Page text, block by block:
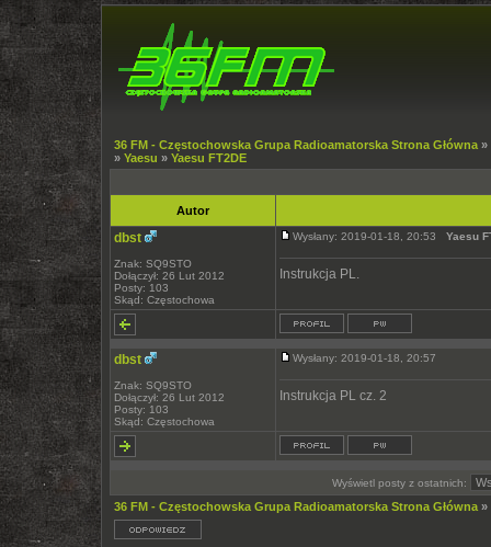
36 FM - Częstochowska Grupa Radioamatorska Strona Główna »
» Yaesu » Yaesu FT2DE
Autor
dbst
Znak: SQ9STO
Dołączył: 26 Lut 2012
Posty: 103
Skąd: Częstochowa
Wysłany: 2019-01-18, 20:53 Yaesu
Instrukcja PL.
dbst
Znak: SQ9STO
Dołączył: 26 Lut 2012
Posty: 103
Skąd: Częstochowa
Wysłany: 2019-01-18, 20:57
Instrukcja PL cz. 2
Wyświetl posty z ostatnich:
36 FM - Częstochowska Grupa Radioamatorska Strona Główna »